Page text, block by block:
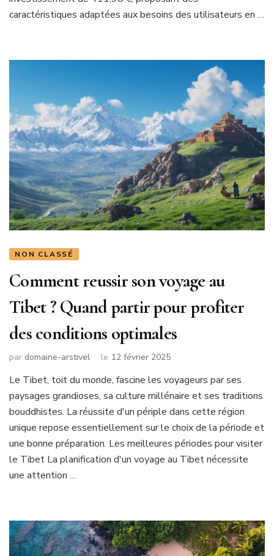
caractéristiques adaptées aux besoins des utilisateurs en …
NON CLASSÉ
Comment reussir son voyage au
Tibet ? Quand partir pour profiter
des conditions optimales
par domaine-arstivel le 12 février 2025
Le Tibet, toit du monde, fascine les voyageurs par ses
paysages grandioses, sa culture millénaire et ses traditions
bouddhistes. La réussite d'un périple dans cette région
unique repose essentiellement sur le choix de la période et
une bonne préparation. Les meilleures périodes pour visiter
le Tibet La planification d'un voyage au Tibet nécessite
une attention …